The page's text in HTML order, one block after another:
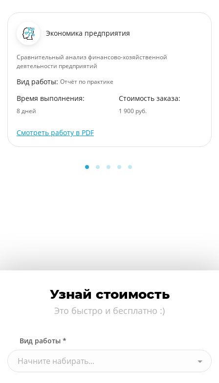
Экономика предприятия
Сравнительный анализ финансово-хозяйственной
деятельности предприятий
Вид работы: Отчёт по практике
Время выполнения:
8 дней
Стоимость заказа:
1 900 руб.
Смотреть работу в PDF
Узнай стоимость
Это быстро и бесплатно :)
Вид работы *
Начните набирать...